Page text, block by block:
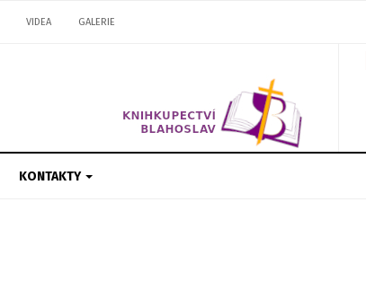
VIDEA GALERIE
KONTAKTY